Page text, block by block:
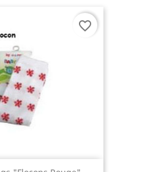
favorite_border